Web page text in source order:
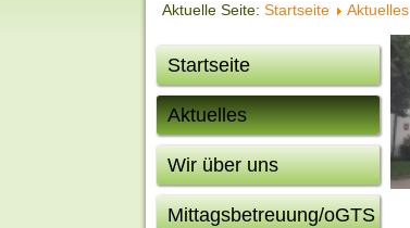
Aktuelle Seite:Startseite Aktuelles
Startseite
Aktuelles
Wir über uns
Mittagsbetreuung/oGTS